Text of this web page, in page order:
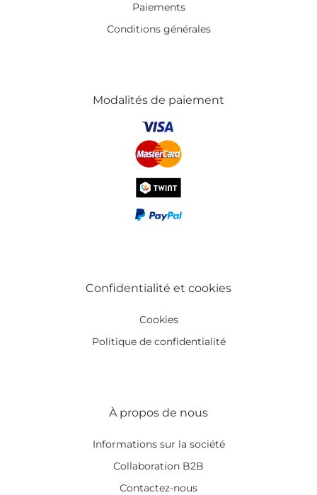
Paiements
Conditions générales
Modalités de paiement
Confidentialité et cookies
Cookies
Politique de confidentialité
À propos de nous
Informations sur la société
Collaboration B2B
Contactez-nous